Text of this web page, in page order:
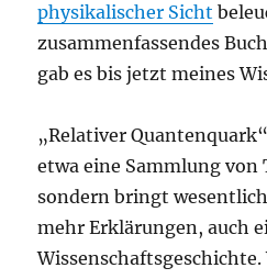
physikalischer Sicht
zusammenfassendes
gab es bis jetzt meines
„Relativer
etwa eine Sammlung von
sondern bringt
mehr Erklärungen, auch